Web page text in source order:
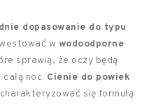
dopasowanie do typu
w wodoodporne
sprawią, że oczy będą
noc. Cienie do powiek
się formułą